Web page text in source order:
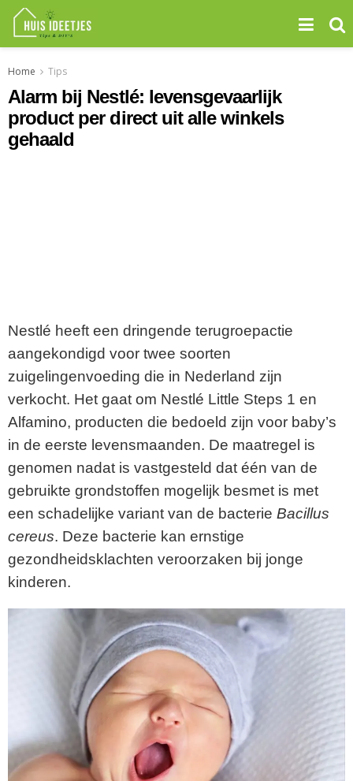
Home Tips
Alarm bij Nestlé: levensgevaarlijk
product per direct uit alle winkels
gehaald
Nestlé heeft een dringende terugroepactie
aangekondigd voor twee soorten
zuigelingenvoeding die in Nederland zijn
verkocht. Het gaat om Nestlé Little Steps 1 en
Alfamino, producten die bedoeld zijn voor baby’s
in de eerste levensmaanden. De maatregel is
genomen nadat is vastgesteld dat één van de
gebruikte grondstoffen mogelijk besmet is met
een schadelijke variant van de bacterie Bacillus
cereus. Deze bacterie kan ernstige
gezondheidsklachten veroorzaken bij jonge
kinderen.